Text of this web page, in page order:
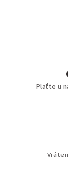
Plaťte u